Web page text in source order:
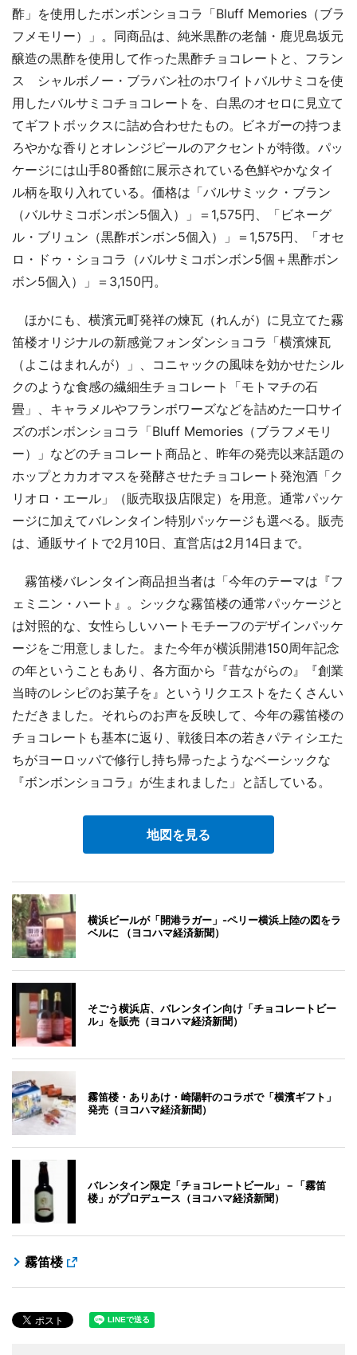
酢」を使用したボンボンショコラ「Bluff Memories（ブラ
フメモリー）」。同商品は、純米黒酢の老舗・鹿児島坂元
醸造の黒酢を使用して作った黒酢チョコレートと、フラン
ス シャルボノー・ブラバン社のホワイトバルサミコを使
用したバルサミコチョコレートを、白黒のオセロに見立て
てギフトボックスに詰め合わせたもの。ビネガーの持つま
ろやかな香りとオレンジピールのアクセントが特徴。パッ
ケージには山手80番館に展示されている色鮮やかなタイ
ル柄を取り入れている。価格は「バルサミック・ブラン
（バルサミコボンボン5個入）」＝1,575円、「ビネーグ
ル・ブリュン（黒酢ボンボン5個入）」＝1,575円、「オセ
ロ・ドゥ・ショコラ（バルサミコボンボン5個＋黒酢ボン
ボン5個入）」＝3,150円。
ほかにも、横濱元町発祥の煉瓦（れんが）に見立てた霧
笛楼オリジナルの新感覚フォンダンショコラ「横濱煉瓦
（よこはまれんが）」、コニャックの風味を効かせたシル
クのような食感の繊細生チョコレート「モトマチの石
畳」、キャラメルやフランボワーズなどを詰めた一口サイ
ズのボンボンショコラ「Bluff Memories（ブラフメモリ
ー）」などのチョコレート商品と、昨年の発売以来話題の
ホップとカカオマスを発酵させたチョコレート発泡酒「ク
リオロ・エール」（販売取扱店限定）を用意。通常パッケ
ージに加えてバレンタイン特別パッケージも選べる。販売
は、通販サイトで2月10日、直営店は2月14日まで。
霧笛楼バレンタイン商品担当者は「今年のテーマは『フ
ェミニン・ハート』。シックな霧笛楼の通常パッケージと
は対照的な、女性らしいハートモチーフのデザインパッケ
ージをご用意しました。また今年が横浜開港150周年記念
の年ということもあり、各方面から『昔ながらの』『創業
当時のレシピのお菓子を』というリクエストをたくさんい
ただきました。それらのお声を反映して、今年の霧笛楼の
チョコレートも基本に返り、戦後日本の若きパティシエた
ちがヨーロッパで修行し持ち帰ったようなベーシックな
『ボンボンショコラ』が生まれました」と話している。
地図を見る
横浜ビールが「開港ラガー」-ペリー横浜上陸の図をラ
ベルに （ヨコハマ経済新聞）
そごう横浜店、バレンタイン向け「チョコレートビー
ル」を販売（ヨコハマ経済新聞）
霧笛楼・ありあけ・崎陽軒のコラボで「横濱ギフト」
発売（ヨコハマ経済新聞）
バレンタイン限定「チョコレートビール」－「霧笛
楼」がプロデュース（ヨコハマ経済新聞）
霧笛楼